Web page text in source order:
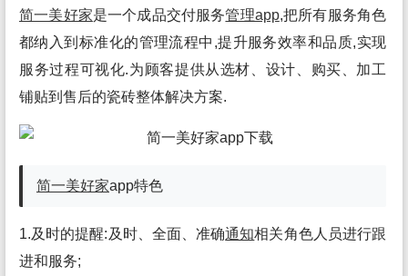
简一美好家是一个成品交付服务管理app,把所有服务角色
都纳入到标准化的管理流程中,提升服务效率和品质,实现
服务过程可视化.为顾客提供从选材、设计、购买、加工
铺贴到售后的瓷砖整体解决方案.
简一美好家app特色
1.及时的提醒:及时、全面、准确通知相关角色人员进行跟
进和服务;